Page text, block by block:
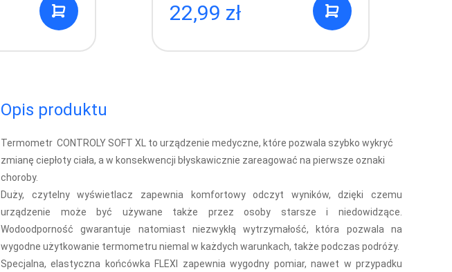
22,99 zł
Opis produktu
Termometr CONTROLY SOFT XL to urządzenie medyczne, które pozwala szybko wykryć
zmianę ciepłoty ciała, a w konsekwencji błyskawicznie zareagować na pierwsze oznaki
choroby.
Duży, czytelny wyświetlacz zapewnia komfortowy odczyt wyników, dzięki czemu
urządzenie może być używane także przez osoby starsze i niedowidzące.
Wodoodporność gwarantuje natomiast niezwykłą wytrzymałość, która pozwala na
wygodne użytkowanie termometru niemal w każdych warunkach, także podczas podróży.
Specjalna, elastyczna końcówka FLEXI zapewnia wygodny pomiar, nawet w przypadku